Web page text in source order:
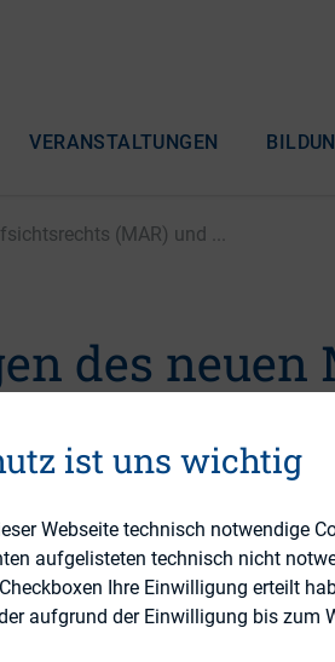
VERANSTALTUNGEN
(MAR) und ...
des
ist uns wichtig
Webseite technisch notwendige
aufgelisteten technisch nicht
Ihre Einwilligung erteilt
aufgrund der Einwilligung bis zum